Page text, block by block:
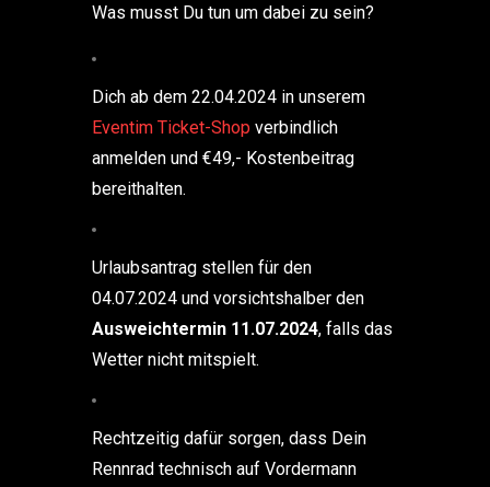
Was musst Du tun um dabei zu sein?
Dich ab dem 22.04.2024 in unserem
Eventim Ticket-Shop verbindlich
anmelden und €49,- Kostenbeitrag
bereithalten.
Urlaubsantrag stellen für den
04.07.2024 und vorsichtshalber den
Ausweichtermin 11.07.2024, falls das
Wetter nicht mitspielt.
Rechtzeitig dafür sorgen, dass Dein
Rennrad technisch auf Vordermann